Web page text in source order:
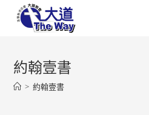
約翰壹書
> 約翰壹書